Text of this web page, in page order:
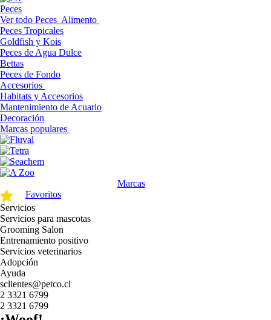
Peces
Ver todo Peces Alimento
Peces Tropicales
Goldfish y Kois
Peces de Agua Dulce
Bettas
Peces de Fondo
Accesorios
Habitats y Accesorios
Mantenimiento de Acuario
Decoración
Marcas populares
Marcas
Favoritos
Servicios
Servicios para mascotas
Grooming Salon
Entrenamiento positivo
Servicios veterinarios
Adopción
Ayuda
sclientes@petco.cl
2 3321 6799
2 3321 6799